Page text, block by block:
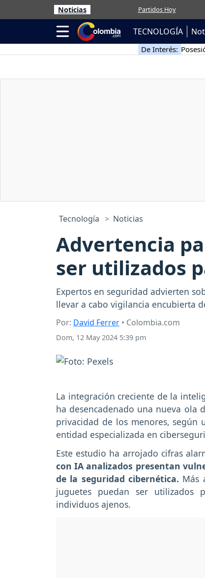
Noticias Partidos Hoy
TECNOLOGÍA
De Interés:
Tecnología Noticias
Advertencia
ser utilizados
Expertos en seguridad advierten
llevar a cabo vigilancia encubierta
Por: David Ferrer • Colombia.com
Dom, 12 May 2024 5:39 pm
La integración creciente de la
ha desencadenado una nueva ola
privacidad de los menores, según
entidad especializada en
Este estudio ha arrojado cifras
con IA analizados presentan
de la seguridad cibernética. Más
juguetes puedan ser utilizados
individuos ajenos.